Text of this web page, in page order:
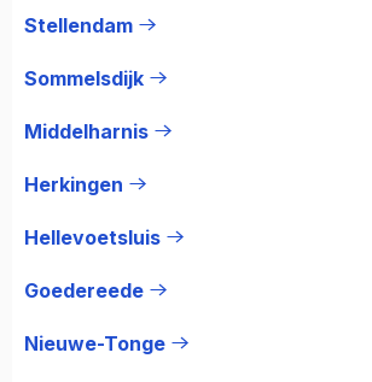
Stellendam
Sommelsdijk
Middelharnis
Herkingen
Hellevoetsluis
Goedereede
Nieuwe-Tonge